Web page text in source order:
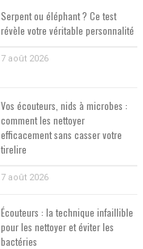
Serpent ou éléphant ? Ce test
révèle votre véritable personnalité
7 août 2026
Vos écouteurs, nids à microbes :
comment les nettoyer
efficacement sans casser votre
tirelire
7 août 2026
Écouteurs : la technique infaillible
pour les nettoyer et éviter les
bactéries